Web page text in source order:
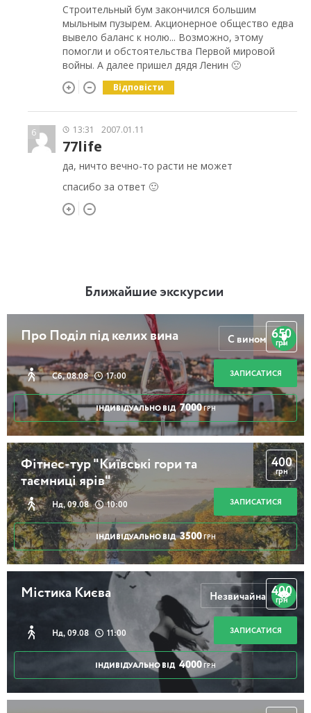
Строительный бум закончился большим
мыльным пузырем. Акционерное общество едва
вывело баланс к нолю... Возможно, этому
помогли и обстоятельства Первой мировой
войны. А далее пришел дядя Ленин 🙁
Відповісти
6 13:31 2007.01.11
77life
да, ничто вечно-то расти не может
спасибо за ответ 🙂
Ближайшие экскурсии
Про Поділ під келих вина
Сб, 08.08 17:00
650
грн
ЗАПИСАТИСЯ
ІНДИВІДУАЛЬНО ВІД 7000 ГРН
С вином
Фітнес-тур "Київські гори та
таємниці ярів"
Нд, 09.08 10:00
400
грн
ЗАПИСАТИСЯ
ІНДИВІДУАЛЬНО ВІД 3500 ГРН
Містика Києва
Нд, 09.08 11:00
400
грн
ЗАПИСАТИСЯ
ІНДИВІДУАЛЬНО ВІД 4000 ГРН
Незвичайна